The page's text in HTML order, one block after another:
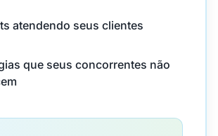
atendendo seus clientes
que seus concorrentes não